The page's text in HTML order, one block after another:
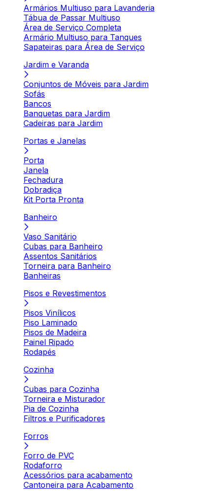
Armários Multiuso para Lavanderia
Tábua de Passar Multiuso
Área de Serviço Completa
Armário Multiuso para Tanques
Sapateiras para Área de Serviço
Jardim e Varanda
Conjuntos de Móveis para Jardim
Sofás
Bancos
Banquetas para Jardim
Cadeiras para Jardim
Portas e Janelas
Porta
Janela
Fechadura
Dobradiça
Kit Porta Pronta
Banheiro
Vaso Sanitário
Cubas para Banheiro
Assentos Sanitários
Torneira para Banheiro
Banheiras
Pisos e Revestimentos
Pisos Vinílicos
Piso Laminado
Pisos de Madeira
Painel Ripado
Rodapés
Cozinha
Cubas para Cozinha
Torneira e Misturador
Pia de Cozinha
Filtros e Purificadores
Forros
Forro de PVC
Rodaforro
Acessórios para acabamento
Cantoneira para Acabamento